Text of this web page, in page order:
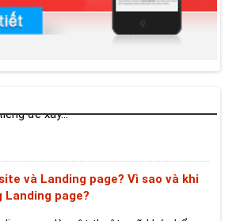
về virus Corona trong 12
để xây...
và Landing page? Vì sao và khi
page?
page là một thuật ngữ khá phổ
trong lĩnh vực...